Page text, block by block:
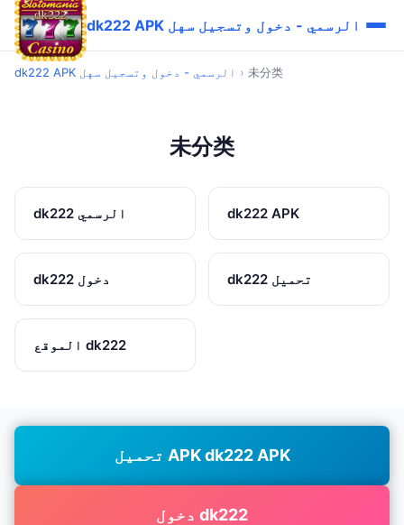
dk222 APK الرسمي - دخول وتسجيل سهل
dk222 APK الرسمي - دخول وتسجيل سهل › 未分类
未分类
dk222 الرسمي dk222 APK
dk222 دخول dk222 تحميل
الموقع dk222
تحميل APK dk222 APK
دخول dk222